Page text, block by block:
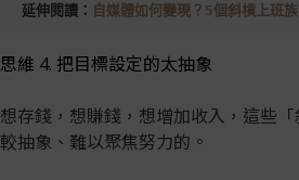
延伸閱讀： 自媒體如何變現？5個斜槓上班
思維 4. 把目標設定的太抽象
想存錢，想賺錢，想增加收入，這些
較抽象、難以聚焦努力的。